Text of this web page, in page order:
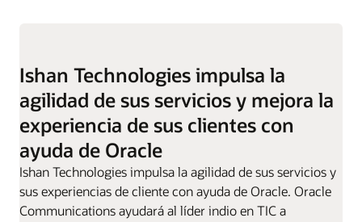
Ishan Technologies impulsa la
agilidad de sus servicios y mejora la
experiencia de sus clientes con
ayuda de Oracle
Ishan Technologies impulsa la agilidad de sus servicios y
sus experiencias de cliente con ayuda de Oracle. Oracle
Communications ayudará al líder indio en TIC a